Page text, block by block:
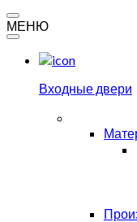
МЕНЮ
Входные двери